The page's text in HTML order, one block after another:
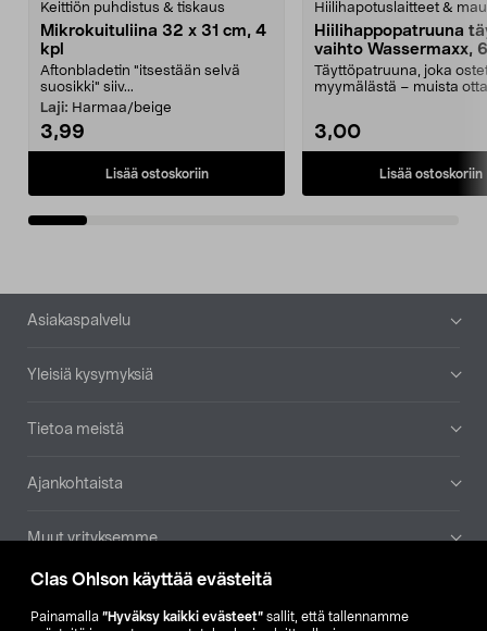
Clas Ohlson käyttää evästeitä
Painamalla ”Hyväksy kaikki evästeet” sallit, että tallennamme
Keittiön puhdistus & tiskaus
Mikrokuituliina 32 x 31 cm, 4
kpl
Aftonbladetin "itsestään selvä
suosikki" siiv...
Laji: Harmaa/beige
3,99
Lisää ostoskoriin
Hiilihapotuslaitteet &
Hiilihappopatruuna
vaihto Wassermaxx,
Täyttöpatruuna, joka
myymälästä – muista
3,00
Lisää ostoskoriin
Alatunniste
Asiakaspalvelu
Yleisiä kysymyksiä
Tietoa meistä
Ajankohtaista
Muut yrityksemme
Etsi myymälä